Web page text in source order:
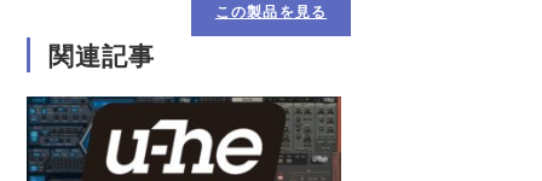
この製品を見る
関連記事